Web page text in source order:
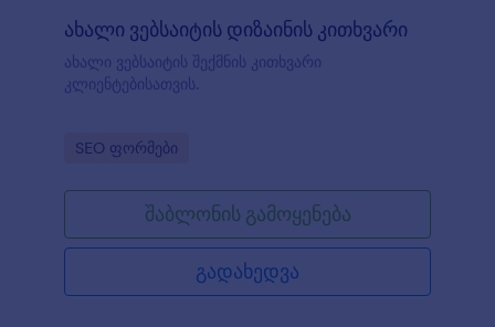
ახალი ვებსაიტის დიზაინის კითხვარი
ახალი ვებსაიტის შექმნის კითხვარი
კლიენტებისათვის.
Go to Category:
SEO ფორმები
შაბლონის გამოყენება
გადახედვა